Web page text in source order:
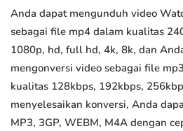
Anda dapat mengunduh video
sebagai file mp4 dalam kualitas
1080p, hd, full hd, 4k, 8k, dan
mengonversi video sebagai file
kualitas 128kbps, 192kbps,
menyelesaikan konversi, Anda
MP3, 3GP, WEBM, M4A dengan